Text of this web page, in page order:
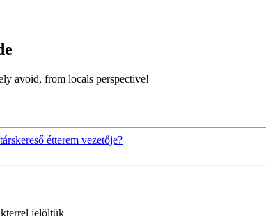
avoid, from locals perspective!
étterem vezetője?
jelöltük